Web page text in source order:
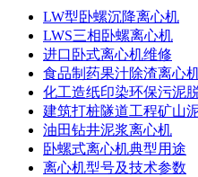
LW型卧螺沉降离心机
LWS三相卧螺离心机
进口卧式离心机维修
食品制药果汁除渣离心
化工造纸印染环保污泥
建筑打桩隧道工程矿山
油田钻井泥浆离心机
卧螺式离心机典型用途
离心机型号及技术参数